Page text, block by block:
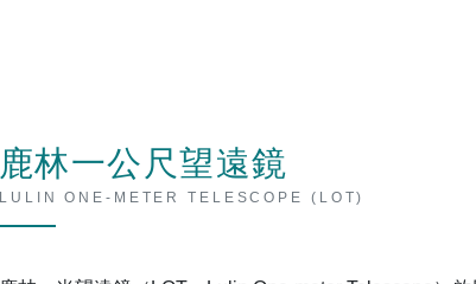
鹿林一公尺望遠鏡
LULIN ONE-METER TELESCOPE (LOT)